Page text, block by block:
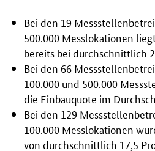
Bei den 19
500.000 Messlokationen
bereits bei durchschnittlich
Bei den 66
100.000 und 500.000
die Einbauquote im
Bei den 129
100.000 Messlokationen
von durchschnittlich 17,5